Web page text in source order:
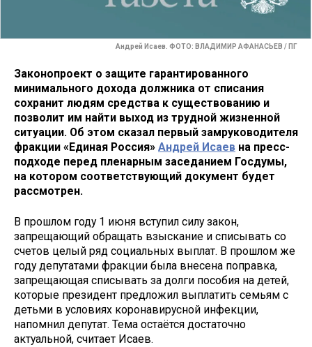
Андрей Исаев. ФОТО: ВЛАДИМИР АФАНАСЬЕВ / ПГ
Законопроект о защите гарантированного
минимального дохода должника от списания
сохранит людям средства к существованию и
позволит им найти выход из трудной жизненной
ситуации. Об этом сказал первый замруководителя
фракции «Единая Россия» Андрей Исаев на пресс-
подходе перед пленарным заседанием Госдумы,
на котором соответствующий документ будет
рассмотрен.
В прошлом году 1 июня вступил силу закон,
запрещающий обращать взыскание и списывать со
счетов целый ряд социальных выплат. В прошлом же
году депутатами фракции была внесена поправка,
запрещающая списывать за долги пособия на детей,
которые президент предложил выплатить семьям с
детьми в условиях коронавирусной инфекции,
напомнил депутат. Тема остаётся достаточно
актуальной, считает Исаев.